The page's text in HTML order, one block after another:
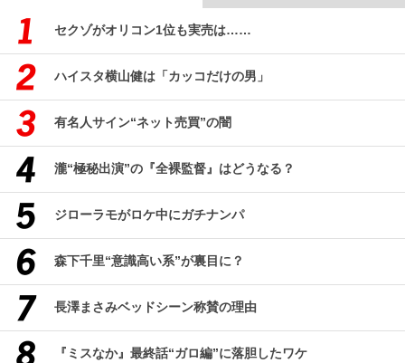
セクゾがオリコン1位も実売は……
ハイスタ横山健は「カッコだけの男」
有名人サイン“ネット売買”の闇
瀧“極秘出演”の『全裸監督』はどうなる？
ジローラモがロケ中にガチナンパ
森下千里“意識高い系”が裏目に？
長澤まさみベッドシーン称賛の理由
『ミスなか』最終話“ガロ編”に落胆したワケ